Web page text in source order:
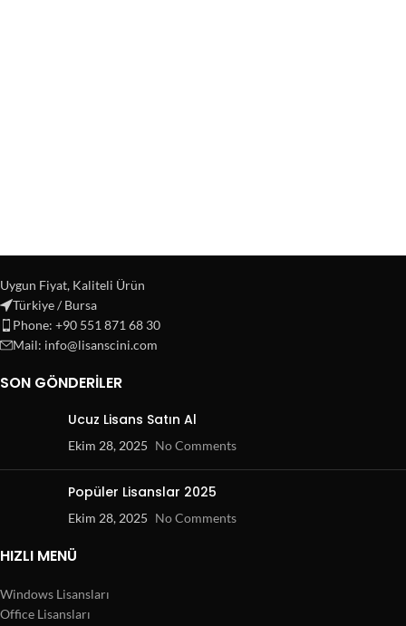
Uygun Fiyat, Kaliteli Ürün
Türkiye / Bursa
Phone: +90 551 871 68 30
Mail: info@lisanscini.com
SON GÖNDERILER
Ucuz Lisans Satın Al
Ekim 28, 2025 No Comments
Popüler Lisanslar 2025
Ekim 28, 2025 No Comments
HIZLI MENÜ
Windows Lisansları
Office Lisansları